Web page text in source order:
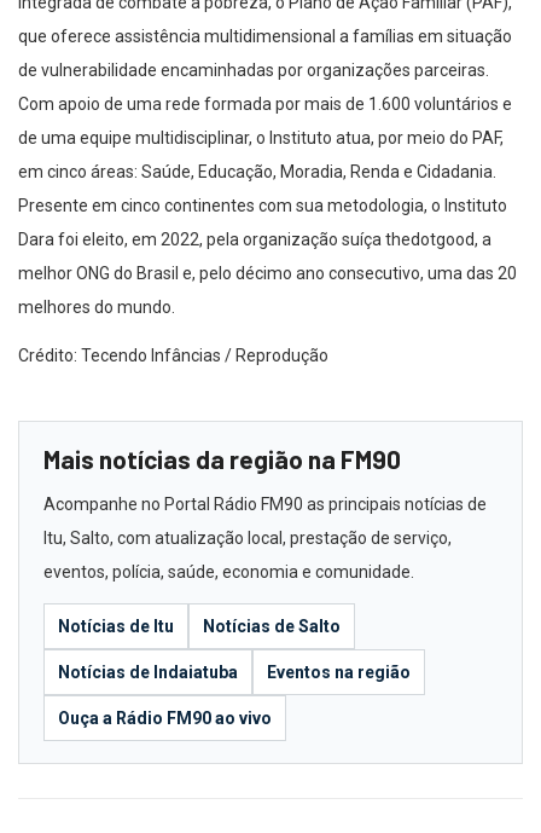
que oferece assistência multidimensional a famílias em situação
de vulnerabilidade encaminhadas por organizações parceiras.
Com apoio de uma rede formada por mais de 1.600 voluntários e
de uma equipe multidisciplinar, o Instituto atua, por meio do PAF,
em cinco áreas: Saúde, Educação, Moradia, Renda e Cidadania.
Presente em cinco continentes com sua metodologia, o Instituto
Dara foi eleito, em 2022, pela organização suíça thedotgood, a
melhor ONG do Brasil e, pelo décimo ano consecutivo, uma das 20
melhores do mundo.
Crédito: Tecendo Infâncias / Reprodução
Mais notícias da região na FM90
Acompanhe no Portal Rádio FM90 as principais notícias de
Itu, Salto, com atualização local, prestação de serviço,
eventos, polícia, saúde, economia e comunidade.
Notícias de Itu Notícias de Salto
Notícias de Indaiatuba Eventos na região
Ouça a Rádio FM90 ao vivo